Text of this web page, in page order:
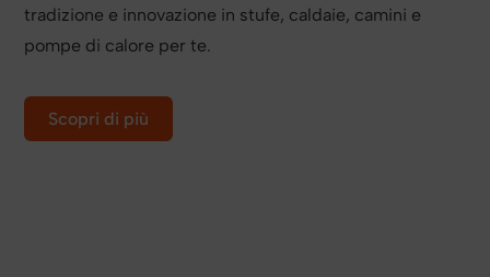
tradizione e innovazione in stufe, caldaie, camini e
pompe di calore per te.
Scopri di più